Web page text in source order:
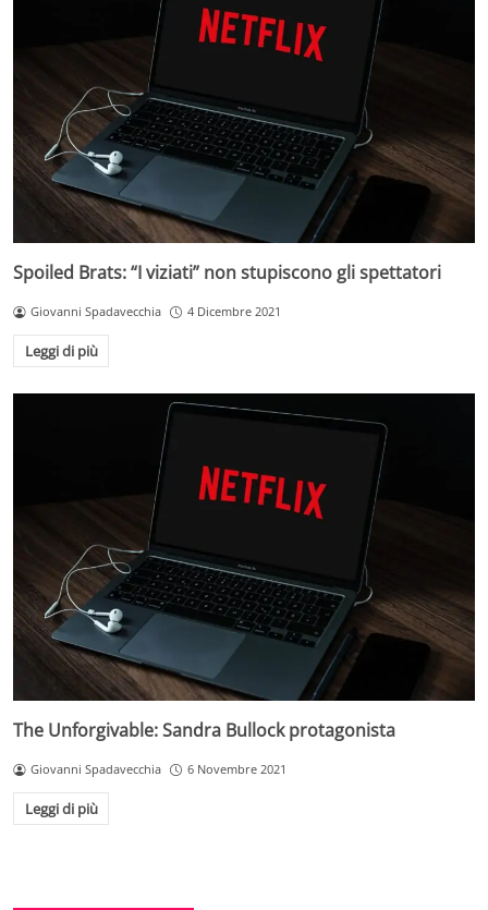
Spoiled Brats: “I viziati” non stupiscono gli spettatori
Giovanni Spadavecchia 4 Dicembre 2021
Leggi di più
The Unforgivable: Sandra Bullock protagonista
Giovanni Spadavecchia 6 Novembre 2021
Leggi di più